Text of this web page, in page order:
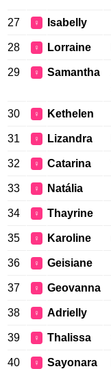
27 ♀ Isabelly
28 ♀ Lorraine
29 ♀ Samantha
30 ♀ Kethelen
31 ♀ Lizandra
32 ♀ Catarina
33 ♀ Natália
34 ♀ Thayrine
35 ♀ Karoline
36 ♀ Geisiane
37 ♀ Geovanna
38 ♀ Adrielly
39 ♀ Thalissa
40 ♀ Sayonara